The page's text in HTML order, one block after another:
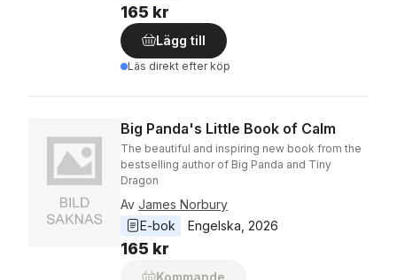
165 kr
Lägg till
Läs direkt efter köp
Big Panda's Little Book of Calm
The beautiful and inspiring new book from the
bestselling author of Big Panda and Tiny
Dragon
Av James Norbury
E-bok
Engelska 2026
165 kr